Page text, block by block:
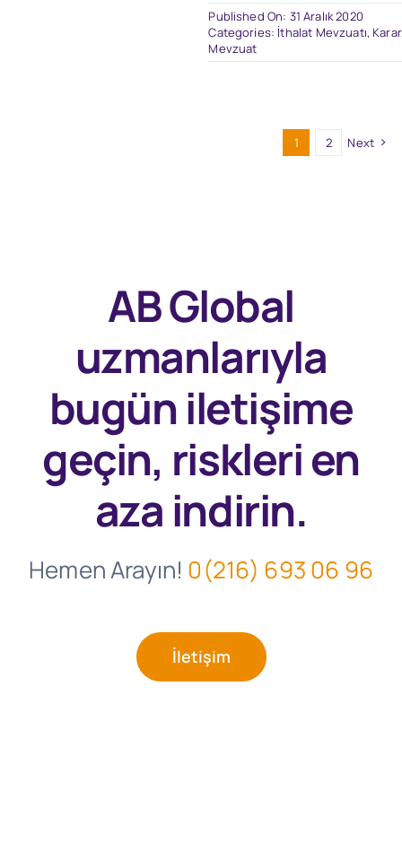
Published On: 31 Aralık 2020
Categories: İthalat Mevzuatı,
Mevzuat
1 2 Next
AB Global
uzmanlarıyla
bugüniletişime
geçin, riskleri en
aza indirin.
Hemen Arayın! 0(216) 693 06 96
İletişim